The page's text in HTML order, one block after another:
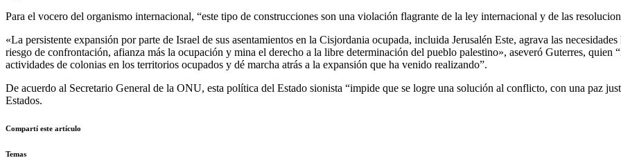
Para el vocero del organismo internacional, “este tipo de construcciones son una violación flagrante de la ley internacional y de las
«La persistente expansión por parte de Israel de sus asentamientos en la Cisjordania ocupada, incluida Jerusalén Este, agrava las
riesgo de confrontación, afianza más la ocupación y mina el derecho a la libre determinación del pueblo palestino», aseveró Guterres, quien
actividades de colonias en los territorios ocupados y dé marcha atrás a la expansión que ha venido realizando”.
De acuerdo al Secretario General de la ONU, esta política del Estado sionista “impide que se logre una solución al conflicto, con una paz
Estados.
Compartí este artículo
Temas